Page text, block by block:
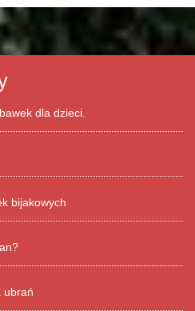
dla dzieci.
bijakowych
ubrań